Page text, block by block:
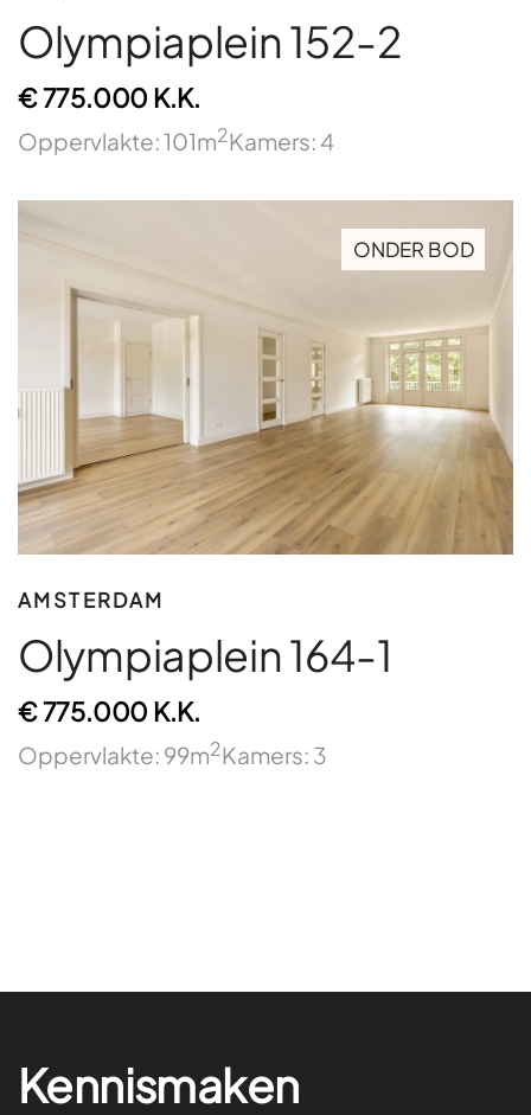
Olympiaplein 152-2
€ 775.000 K.K.
Oppervlakte: 101m2Kamers: 4
ONDER BOD
AMSTERDAM
Olympiaplein 164-1
€ 775.000 K.K.
Oppervlakte: 99m2Kamers: 3
Kennismaken